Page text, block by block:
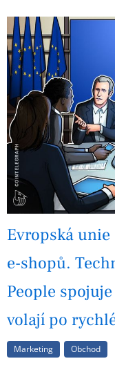
Evropská
e-shopů.
People
volají po
Marketing Obchod